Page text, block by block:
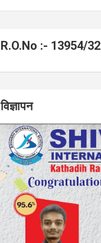
R.O.No :- 13954/32
विज्ञापन